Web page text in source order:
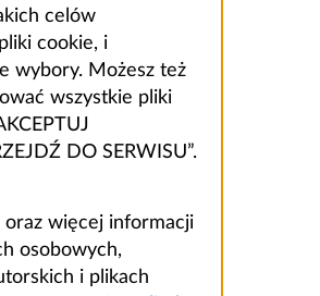
celów
cookie, i
wybory. Możesz też
wszystkie pliki
DO SERWISU”.
oraz więcej informacji
osobowych,
i plikach